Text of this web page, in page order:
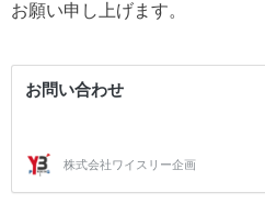
お願い申し上げます。